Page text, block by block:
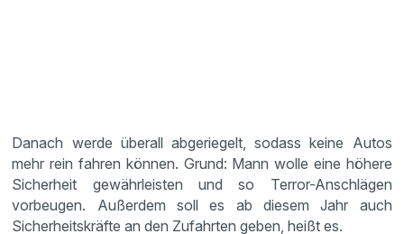
Danach werde überall abgeriegelt, sodass keine Autos
mehr rein fahren können. Grund: Mann wolle eine höhere
Sicherheit gewährleisten und so Terror-Anschlägen
vorbeugen. Außerdem soll es ab diesem Jahr auch
Sicherheitskräfte an den Zufahrten geben, heißt es.